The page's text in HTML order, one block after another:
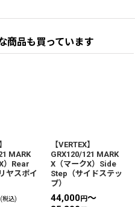
商品も買っています
MARK
）Rear
ヤスポイ
(税込)
【VERTEX】
GRX120/121 MARK
X（マークX）Side
Step（サイドステッ
プ）
44,000円～